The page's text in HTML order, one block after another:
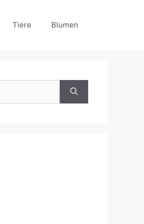
Tiere Blumen